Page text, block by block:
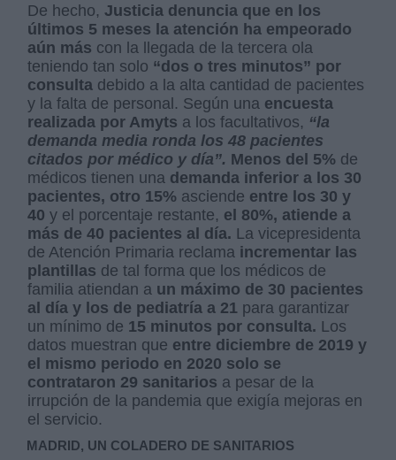
De hecho, Justicia denuncia que en los
últimos 5 meses la atención ha empeorado
aún más con la llegada de la tercera ola
teniendo tan solo “dos o tres minutos” por
consulta debido a la alta cantidad de pacientes
y la falta de personal. Según una encuesta
realizada por Amyts a los facultativos, “la
demanda media ronda los 48 pacientes
citados por médico y día”. Menos del 5% de
médicos tienen una demanda inferior a los 30
pacientes, otro 15% asciende entre los 30 y
40 y el porcentaje restante, el 80%, atiende a
más de 40 pacientes al día. La vicepresidenta
de Atención Primaria reclama incrementar las
plantillas de tal forma que los médicos de
familia atiendan a un máximo de 30 pacientes
al día y los de pediatría a 21 para garantizar
un mínimo de 15 minutos por consulta. Los
datos muestran que entre diciembre de 2019 y
el mismo periodo en 2020 solo se
contrataron 29 sanitarios a pesar de la
irrupción de la pandemia que exigía mejoras en
el servicio.
MADRID, UN COLADERO DE SANITARIOS